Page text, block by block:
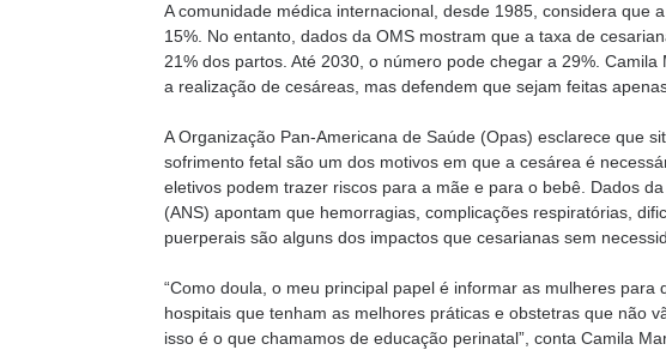
A comunidade médica internacional, desde 1985, considera que
15%. No entanto, dados da OMS mostram que a taxa de
21% dos partos. Até 2030, o número pode chegar a 29%.
a realização de cesáreas, mas defendem que sejam feitas
A Organização Pan-Americana de Saúde (Opas) esclarece que
sofrimento fetal são um dos motivos em que a cesárea é
eletivos podem trazer riscos para a mãe e para o bebê. Dados
(ANS) apontam que hemorragias, complicações respiratórias,
puerperais são alguns dos impactos que cesarianas sem
“Como doula, o meu principal papel é informar as mulheres
hospitais que tenham as melhores práticas e obstetras que não
isso é o que chamamos de educação perinatal”, conta Camila